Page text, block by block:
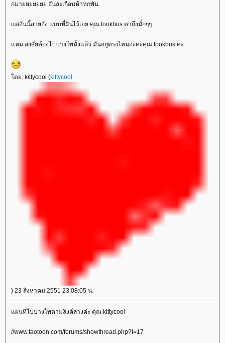
กมายยยยยยย อันละเกือบห้าหกพัน
ต่อันนี้สวยจัง แบบที่ฝันไว้เยย คุณ tookbus ตาถึงมั่กๆๆ
หม สงสัยต้องไปบางโพมั้งแล้ว มันอยู่ตรงไหนอ่ะคะคุณ tookbus คะ
ดย: kittycool (kittycool
) 23 สิงหาคม 2551 23:08:05 น.
ผนที่ไปบางโพตามลิงค์ล่างค่ะ คุณ kittycool
//www.taotoon.com/forums/showthread.php?t=17